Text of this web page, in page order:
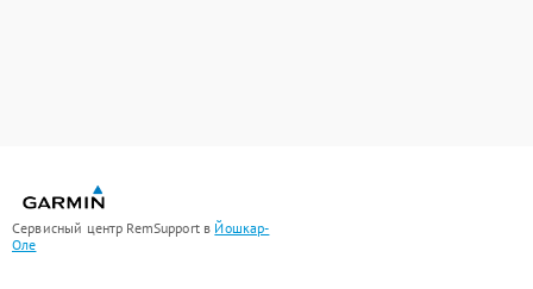
Сервисный центр RemSupport в Йошкар-
Оле